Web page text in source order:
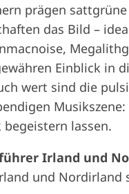
prägen
das Bild –
Einblick in
wert sind die
lassen.
Irland und
und Nordirland